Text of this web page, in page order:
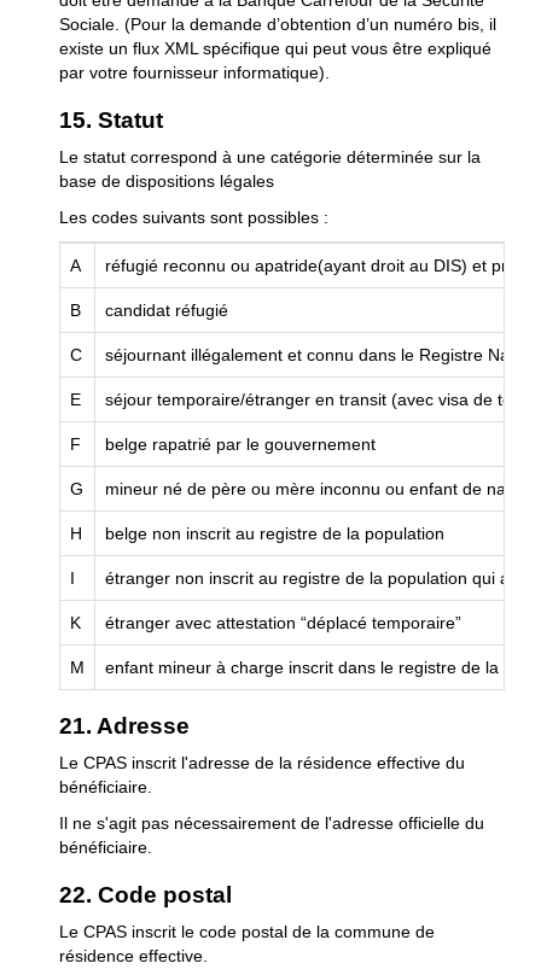
Sociale. (Pour la demande d’obtention d’un numéro bis, il
existe un flux XML spécifique qui peut vous être expliqué
par votre fournisseur informatique).
15. Statut
Le statut correspond à une catégorie déterminée sur la
base de dispositions légales
Les codes suivants sont possibles :
A réfugié reconnu ou apatride(ayant droit au DIS) et
B candidat réfugié
C séjournant illégalement et connu dans le Registre
E séjour temporaire/étranger en transit (avec visa de
F belge rapatrié par le gouvernement
G mineur né de père ou mère inconnu ou enfant de
H belge non inscrit au registre de la population
I étranger non inscrit au registre de la population qui a le
K étranger avec attestation “déplacé temporaire”
M enfant mineur à charge inscrit dans le registre de la
21. Adresse
Le CPAS inscrit l'adresse de la résidence effective du
bénéficiaire.
Il ne s'agit pas nécessairement de l'adresse officielle du
bénéficiaire.
22. Code postal
Le CPAS inscrit le code postal de la commune de
résidence effective.